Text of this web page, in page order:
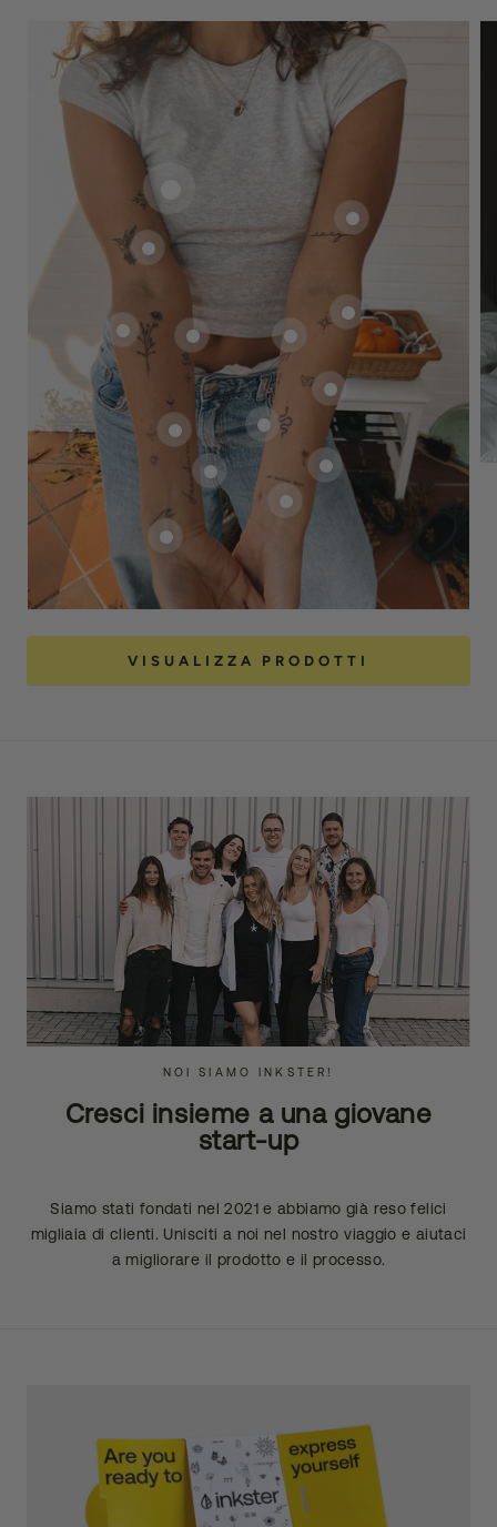
VISUALIZZA PRODOTTI
NOI SIAMO INKSTER!
Cresci insieme a una giovane
start-up
Siamo stati fondati nel 2021 e abbiamo già reso felici
migliaia di clienti. Unisciti a noi nel nostro viaggio e aiutaci
a migliorare il prodotto e il processo.